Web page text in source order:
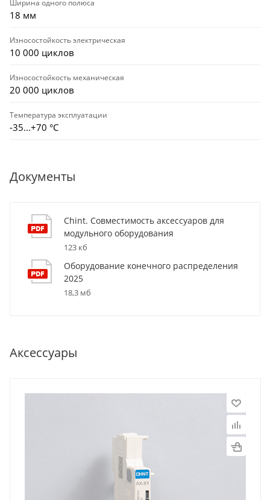
Ширина одного полюса
18 мм
Износостойкость электрическая
10 000 циклов
Износостойкость механическая
20 000 циклов
Температура эксплуатации
-35...+70 °С
Документы
Chint. Совместимость аксессуаров для
модульного оборудования
123 кб
Оборудование конечного распределения
2025
18,3 мб
Аксессуары